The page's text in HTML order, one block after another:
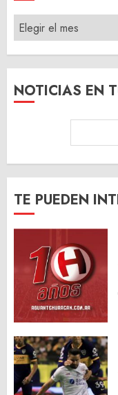
ARCHIVO
DEL
SITIO
NOTICIAS EN
TE PUEDEN